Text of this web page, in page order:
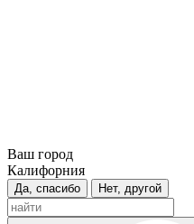
Ваш город
Калифорния
Да, спасибо Нет, другой